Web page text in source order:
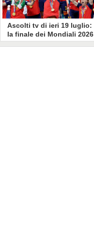
Ascolti tv di ieri 19 luglio:
la finale dei Mondiali 2026
Spagna-Argentina